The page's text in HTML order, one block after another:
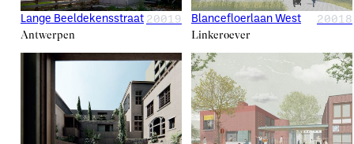
Lange Beeldekensstraat 20019
Antwerpen
Blancefloerlaan West
20018
Linkeroever